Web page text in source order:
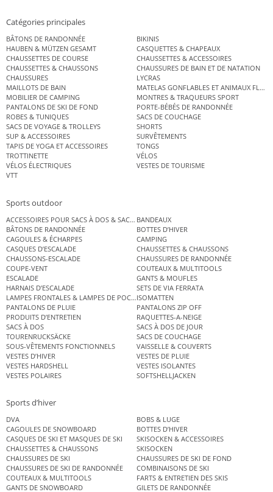
Catégories principales
BÂTONS DE RANDONNÉE
BIKINIS
HAUBEN & MÜTZEN GESAMT
CASQUETTES & CHAPEAUX
CHAUSSETTES DE COURSE
CHAUSSETTES & ACCESSOIRES
CHAUSSETTES & CHAUSSONS
CHAUSSURES DE BAIN ET DE NATATION
CHAUSSURES
LYCRAS
MAILLOTS DE BAIN
MATELAS GONFLABLES ET ANIMAUX
MOBILIER DE CAMPING
MONTRES & TRAQUEURS SPORT
PANTALONS DE SKI DE FOND
PORTE-BÉBÉS DE RANDONNÉE
ROBES & TUNIQUES
SACS DE COUCHAGE
SACS DE VOYAGE & TROLLEYS
SHORTS
SUP & ACCESSOIRES
SURVÊTEMENTS
TAPIS DE YOGA ET ACCESSOIRES
TONGS
TROTTINETTE
VÉLOS
VÉLOS ÉLECTRIQUES
VESTES DE TOURISME
VTT
Sports outdoor
ACCESSOIRES POUR SACS À DOS & SACS ÉTANCHES
BANDEAUX
BÂTONS DE RANDONNÉE
BOTTES D’HIVER
CAGOULES & ÉCHARPES
CAMPING
CASQUES D’ESCALADE
CHAUSSETTES & CHAUSSONS
CHAUSSONS-ESCALADE
CHAUSSURES DE RANDONNÉE
COUPE-VENT
COUTEAUX & MULTITOOLS
ESCALADE
GANTS & MOUFLES
HARNAIS D’ESCALADE
SETS DE VIA FERRATA
LAMPES FRONTALES & LAMPES DE POCHEISOMATTEN
PANTALONS DE PLUIE
PANTALONS ZIP OFF
PRODUITS D’ENTRETIEN
RAQUETTES-A-NEIGE
SACS À DOS
SACS À DOS DE JOUR
TOURENRUCKSÄCKE
SACS DE COUCHAGE
SOUS-VÊTEMENTS FONCTIONNELS
VAISSELLE & COUVERTS
VESTES D’HIVER
VESTES DE PLUIE
VESTES HARDSHELL
VESTES ISOLANTES
VESTES POLAIRES
SOFTSHELLJACKEN
Sports d’hiver
DVA
BOBS & LUGE
CAGOULES DE SNOWBOARD
BOTTES D’HIVER
CASQUES DE SKI ET MASQUES DE SKI
SKISOCKEN & ACCESSOIRES
CHAUSSETTES & CHAUSSONS
SKISOCKEN
CHAUSSURES DE SKI
CHAUSSURES DE SKI DE FOND
CHAUSSURES DE SKI DE RANDONNÉE
COMBINAISONS DE SKI
COUTEAUX & MULTITOOLS
FARTS & ENTRETIEN DES SKIS
GANTS DE SNOWBOARD
GILETS DE RANDONNÉE